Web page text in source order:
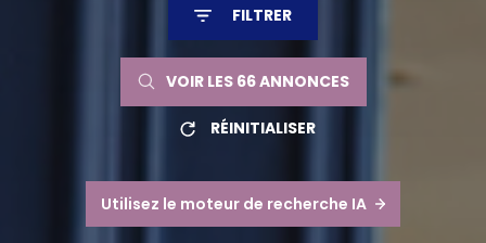
FILTRER
VOIR LES 66ANNONCES
RÉINITIALISER
Utilisez le moteur de recherche IA